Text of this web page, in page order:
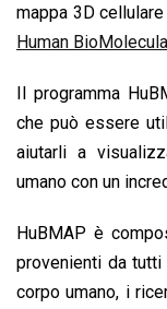
mappa 3D
Human
Il programma
che può essere
aiutarli a
umano con un
HuBMAP è
provenienti da
corpo umano, i